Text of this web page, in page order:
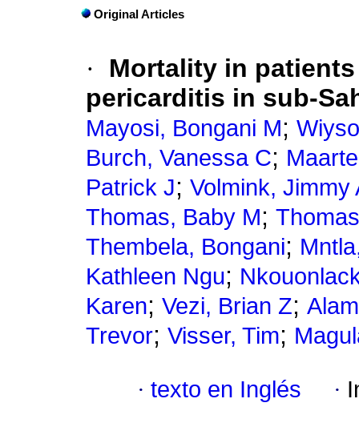
Original Articles
·
Mortality in
pericarditis in sub-
Mayosi, Bongani M;
Burch, Vanessa C;
Patrick J; Volmink, Jimmy
Thomas, Baby M;
Thembela, Bongani;
Kathleen Ngu;
Karen; Vezi, Brian Z;
Trevor; Visser, Tim;
· texto en Inglés ·